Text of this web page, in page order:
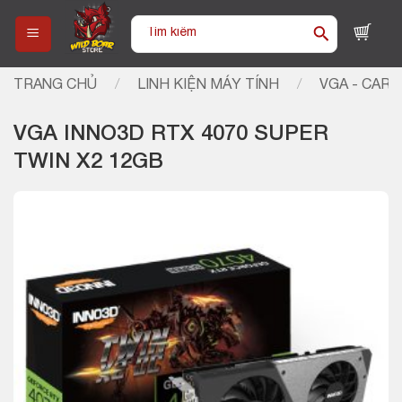
content
Tìm
TRANG CHỦ / LINH KIỆN MÁY TÍNH / VGA -
VGA INNO3D RTX 4070 SUPER
TWIN X2 12GB